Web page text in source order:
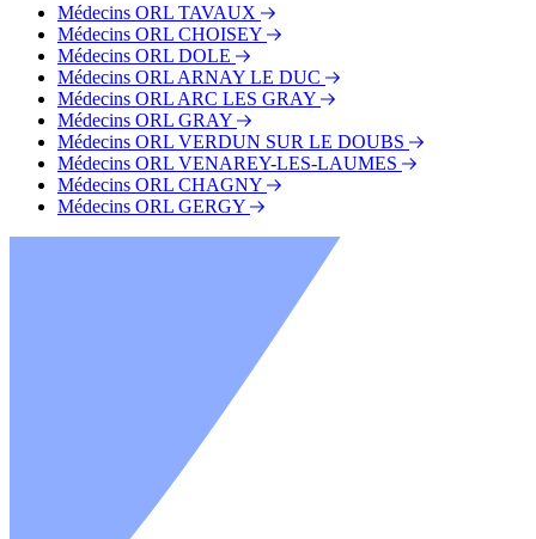
Médecins ORL TAVAUX
Médecins ORL CHOISEY
Médecins ORL DOLE
Médecins ORL ARNAY LE DUC
Médecins ORL ARC LES GRAY
Médecins ORL GRAY
Médecins ORL VERDUN SUR LE DOUBS
Médecins ORL VENAREY-LES-LAUMES
Médecins ORL CHAGNY
Médecins ORL GERGY